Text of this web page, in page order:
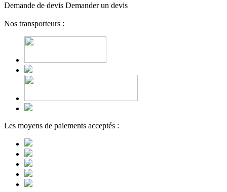
Demande de devis Demander un devis
Nos transporteurs :
Les moyens de paiements acceptés :